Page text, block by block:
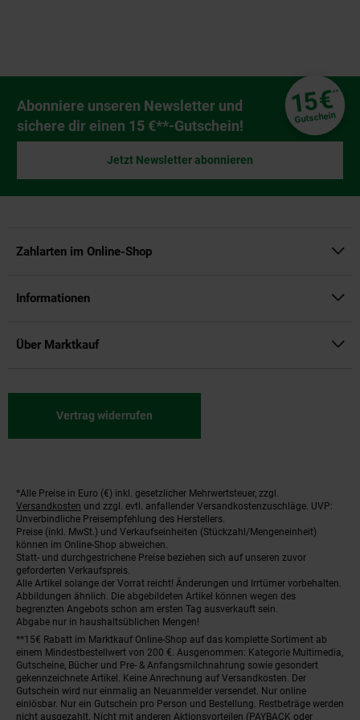
Newsletter Anmeldung
Abonniere unseren Newsletter und
sichere dir einen 15 €**-Gutschein!
15€**
Gutschein
Jetzt Newsletter abonnieren
Zahlarten im Online-Shop
Informationen
Über Marktkauf
Vertrag widerrufen
Fußnoten
*Alle Preise in Euro (€) inkl. gesetzlicher Mehrwertsteuer, zzgl.
Versandkosten und zzgl. evtl. anfallender Versandkostenzuschläge. UVP:
Unverbindliche Preisempfehlung des Herstellers.
Preise (inkl. MwSt.) und Verkaufseinheiten (Stückzahl/Mengeneinheit)
können im Online-Shop abweichen.
Statt- und durchgestrichene Preise beziehen sich auf unseren zuvor
geforderten Verkaufspreis.
Alle Artikel solange der Vorrat reicht! Änderungen und Irrtümer vorbehalten.
Abbildungen ähnlich. Die abgebildeten Artikel können wegen des
begrenzten Angebots schon am ersten Tag ausverkauft sein.
Abgabe nur in haushaltsüblichen Mengen!
**15€ Rabatt im Marktkauf Online-Shop auf das komplette Sortiment ab
einem Mindestbestellwert von 200 €. Ausgenommen: Kategorie Multimedia,
Gutscheine, Bücher und Pre- & Anfangsmilchnahrung sowie gesondert
gekennzeichnete Artikel. Keine Anrechnung auf Versandkosten. Der
Gutschein wird nur einmalig an Neuanmelder versendet. Nur online
einlösbar. Nur ein Gutschein pro Person und Bestellung. Restbeträge werden
nicht ausgezahlt. Nicht mit anderen Aktionsvorteilen (PAYBACK oder